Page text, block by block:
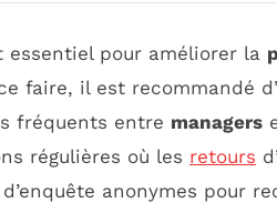
essentiel pour améliorer la
faire, il est recommandé
fréquents entre managers
régulières où les retours
anonymes pour